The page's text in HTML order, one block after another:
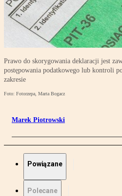
Prawo do skorygowania deklaracji jest
postępowania podatkowego lub kontroli
zakresie
Foto: Fotorzepa, Marta Bogacz
Marek Piotrowski
Powiązane
Polecane